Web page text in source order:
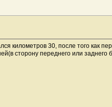
километров 30, после того как
сторону переднего или